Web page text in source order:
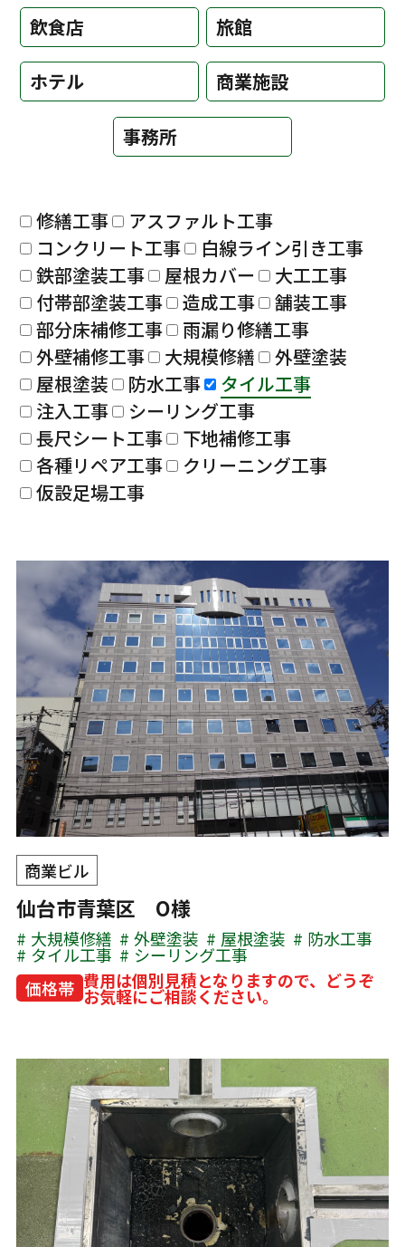
飲食店 旅館
ホテル 商業施設
事務所
修繕工事
アスファルト工事
コンクリート工事
白線ライン引き工事
鉄部塗装工事
屋根カバー
大工工事
付帯部塗装工事
造成工事
舗装工事
部分床補修工事
雨漏り修繕工事
外壁補修工事
大規模修繕
外壁塗装
屋根塗装
防水工事
タイル工事
注入工事
シーリング工事
長尺シート工事
下地補修工事
各種リペア工事
クリーニング工事
仮設足場工事
商業ビル
仙台市青葉区 O様
大規模修繕 外壁塗装 屋根塗装 防水工事
タイル工事
シーリング工事
価格帯 費用は個別見積となりますので、どうぞ
お気軽にご相談ください。